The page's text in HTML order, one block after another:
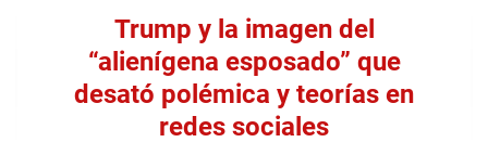
Trump y la imagen del
“alienígena esposado” que
desató polémica y teorías en
redes sociales